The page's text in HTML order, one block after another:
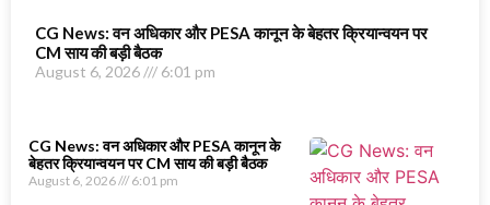
CG News: वन अधिकार और PESA कानून के बेहतर क्रियान्वयन पर
CM साय की बड़ी बैठक
August 6, 2026 6:01 pm
CG News: वन अधिकार और PESA कानून के
बेहतर क्रियान्वयन पर CM साय की बड़ी बैठक
August 6, 2026 6:01 pm